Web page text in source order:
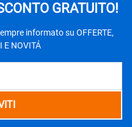
GRATUITO!
informato su OFFERTE,
E NOVITÁ